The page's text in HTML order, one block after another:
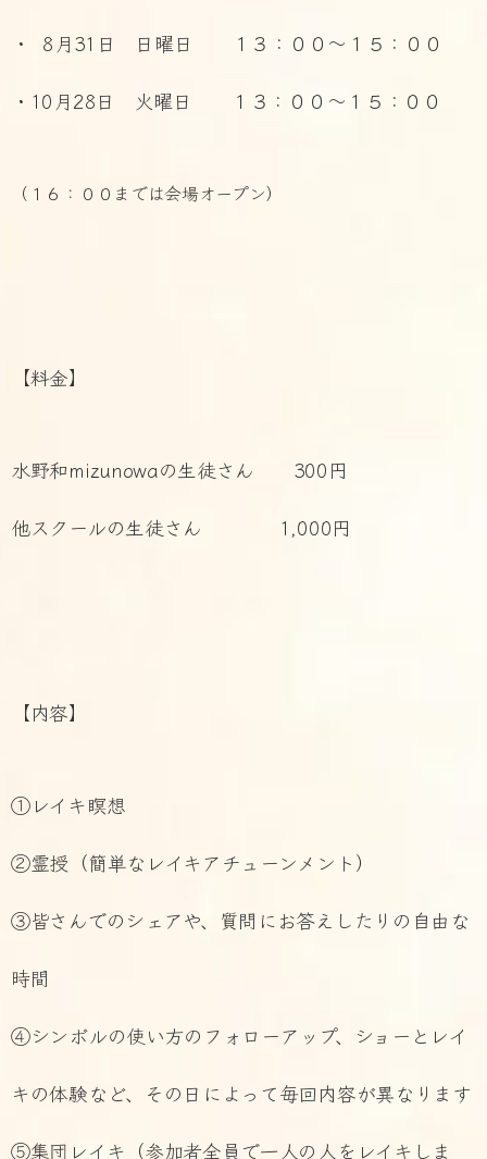
・ 8月31日 日曜日 １３：００～１５：００
・10月28日 火曜日 １３：００～１５：００
（１６：００までは会場オープン）
【料金】
水野和mizunowaの生徒さん 300円
他スクールの生徒さん 1,000円
【内容】
①レイキ瞑想
②霊授（簡単なレイキアチューンメント）
③皆さんでのシェアや、質問にお答えしたりの自由な
時間
④シンボルの使い方のフォローアップ、ショーとレイ
キの体験など、その日によって毎回内容が異なります
⑤集団レイキ（参加者全員で一人の人をレイキしま